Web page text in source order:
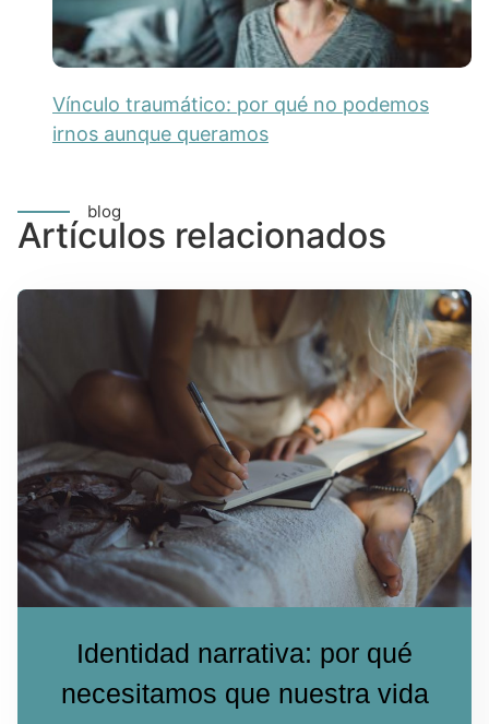
Vínculo traumático: por qué no podemos
irnos aunque queramos
blog
Artículos relacionados
Identidad narrativa: por qué
necesitamos que nuestra vida